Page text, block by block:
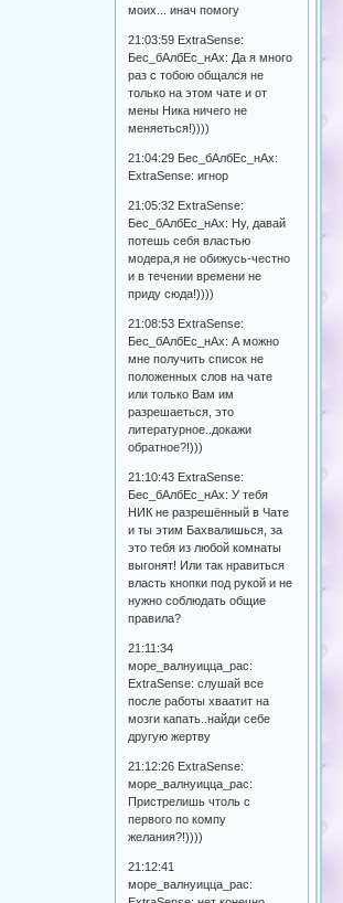
моих... инач помогу
21:03:59 ExtraSense:
Бес_бАлбЕс_нАх: Да я много
раз с тобою общался не
только на этом чате и от
мены Ника ничего не
меняеться!))))
21:04:29 Бес_бАлбЕс_нАх:
ExtraSense: игнор
21:05:32 ExtraSense:
Бес_бАлбЕс_нАх: Ну, давай
потешь себя властью
модера,я не обижусь-честно
и в течении времени не
приду сюда!))))
21:08:53 ExtraSense:
Бес_бАлбЕс_нАх: А можно
мне получить список не
положенных слов на чате
или только Вам им
разрешаеться, это
литературное..докажи
обратное?!)))
21:10:43 ExtraSense:
Бес_бАлбЕс_нАх: У тебя
НИК не разрешённый в Чате
и ты этим Бахвалишься, за
это тебя из любой комнаты
выгонят! Или так нравиться
власть кнопки под рукой и не
нужно соблюдать общие
правила?
21:11:34
море_валнуицца_рас:
ExtraSense: слушай все
после работы хваатит на
мозги капать..найди себе
другую жертву
21:12:26 ExtraSense:
море_валнуицца_рас:
Пристрелишь чтоль с
первого по компу
желания?!))))
21:12:41
море_валнуицца_рас: